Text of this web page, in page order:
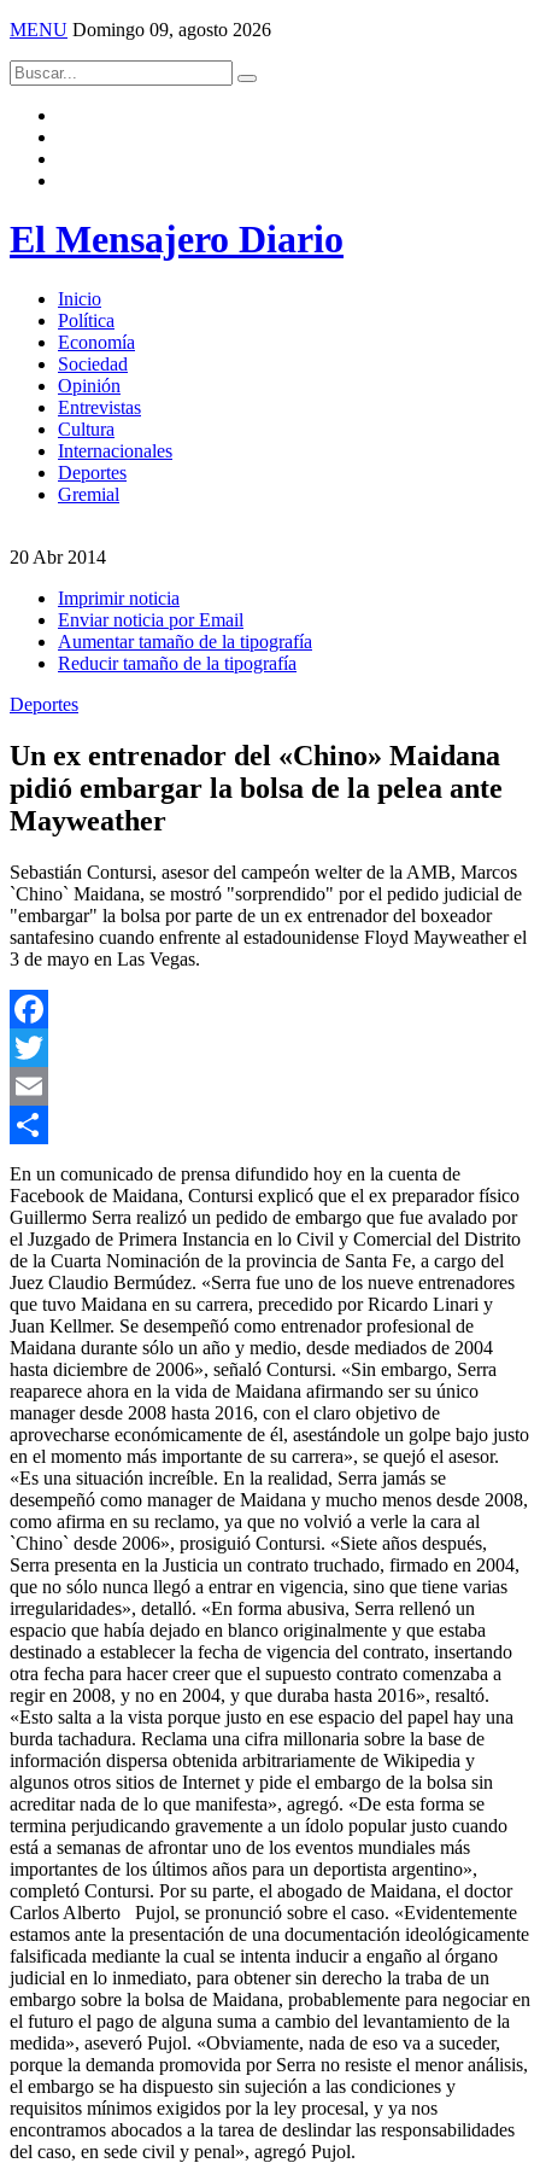
MENU Domingo 09, agosto 2026
El Mensajero Diario
Inicio
Política
Economía
Sociedad
Opinión
Entrevistas
Cultura
Internacionales
Deportes
Gremial
20 Abr 2014
Imprimir noticia
Enviar noticia por Email
Aumentar tamaño de la tipografía
Reducir tamaño de la tipografía
Deportes
Un ex entrenador del «Chino» Maidana
pidió embargar la bolsa de la pelea ante
Mayweather
Sebastián Contursi, asesor del campeón welter de la AMB, Marcos
`Chino` Maidana, se mostró "sorprendido" por el pedido judicial de
"embargar" la bolsa por parte de un ex entrenador del boxeador
santafesino cuando enfrente al estadounidense Floyd Mayweather el
3 de mayo en Las Vegas.
Facebook
Twitter
Email
Compartir
En un comunicado de prensa difundido hoy en la cuenta de
Facebook de Maidana, Contursi explicó que el ex preparador físico
Guillermo Serra realizó un pedido de embargo que fue avalado por
el Juzgado de Primera Instancia en lo Civil y Comercial del Distrito
de la Cuarta Nominación de la provincia de Santa Fe, a cargo del
Juez Claudio Bermúdez. «Serra fue uno de los nueve entrenadores
que tuvo Maidana en su carrera, precedido por Ricardo Linari y
Juan Kellmer. Se desempeñó como entrenador profesional de
Maidana durante sólo un año y medio, desde mediados de 2004
hasta diciembre de 2006», señaló Contursi. «Sin embargo, Serra
reaparece ahora en la vida de Maidana afirmando ser su único
manager desde 2008 hasta 2016, con el claro objetivo de
aprovecharse económicamente de él, asestándole un golpe bajo justo
en el momento más importante de su carrera», se quejó el asesor.
«Es una situación increíble. En la realidad, Serra jamás se
desempeñó como manager de Maidana y mucho menos desde 2008,
como afirma en su reclamo, ya que no volvió a verle la cara al
`Chino` desde 2006», prosiguió Contursi. «Siete años después,
Serra presenta en la Justicia un contrato truchado, firmado en 2004,
que no sólo nunca llegó a entrar en vigencia, sino que tiene varias
irregularidades», detalló. «En forma abusiva, Serra rellenó un
espacio que había dejado en blanco originalmente y que estaba
destinado a establecer la fecha de vigencia del contrato, insertando
otra fecha para hacer creer que el supuesto contrato comenzaba a
regir en 2008, y no en 2004, y que duraba hasta 2016», resaltó.
«Esto salta a la vista porque justo en ese espacio del papel hay una
burda tachadura. Reclama una cifra millonaria sobre la base de
información dispersa obtenida arbitrariamente de Wikipedia y
algunos otros sitios de Internet y pide el embargo de la bolsa sin
acreditar nada de lo que manifesta», agregó. «De esta forma se
termina perjudicando gravemente a un ídolo popular justo cuando
está a semanas de afrontar uno de los eventos mundiales más
importantes de los últimos años para un deportista argentino»,
completó Contursi. Por su parte, el abogado de Maidana, el doctor
Carlos Alberto Pujol, se pronunció sobre el caso. «Evidentemente
estamos ante la presentación de una documentación ideológicamente
falsificada mediante la cual se intenta inducir a engaño al órgano
judicial en lo inmediato, para obtener sin derecho la traba de un
embargo sobre la bolsa de Maidana, probablemente para negociar en
el futuro el pago de alguna suma a cambio del levantamiento de la
medida», aseveró Pujol. «Obviamente, nada de eso va a suceder,
porque la demanda promovida por Serra no resiste el menor análisis,
el embargo se ha dispuesto sin sujeción a las condiciones y
requisitos mínimos exigidos por la ley procesal, y ya nos
encontramos abocados a la tarea de deslindar las responsabilidades
del caso, en sede civil y penal», agregó Pujol.